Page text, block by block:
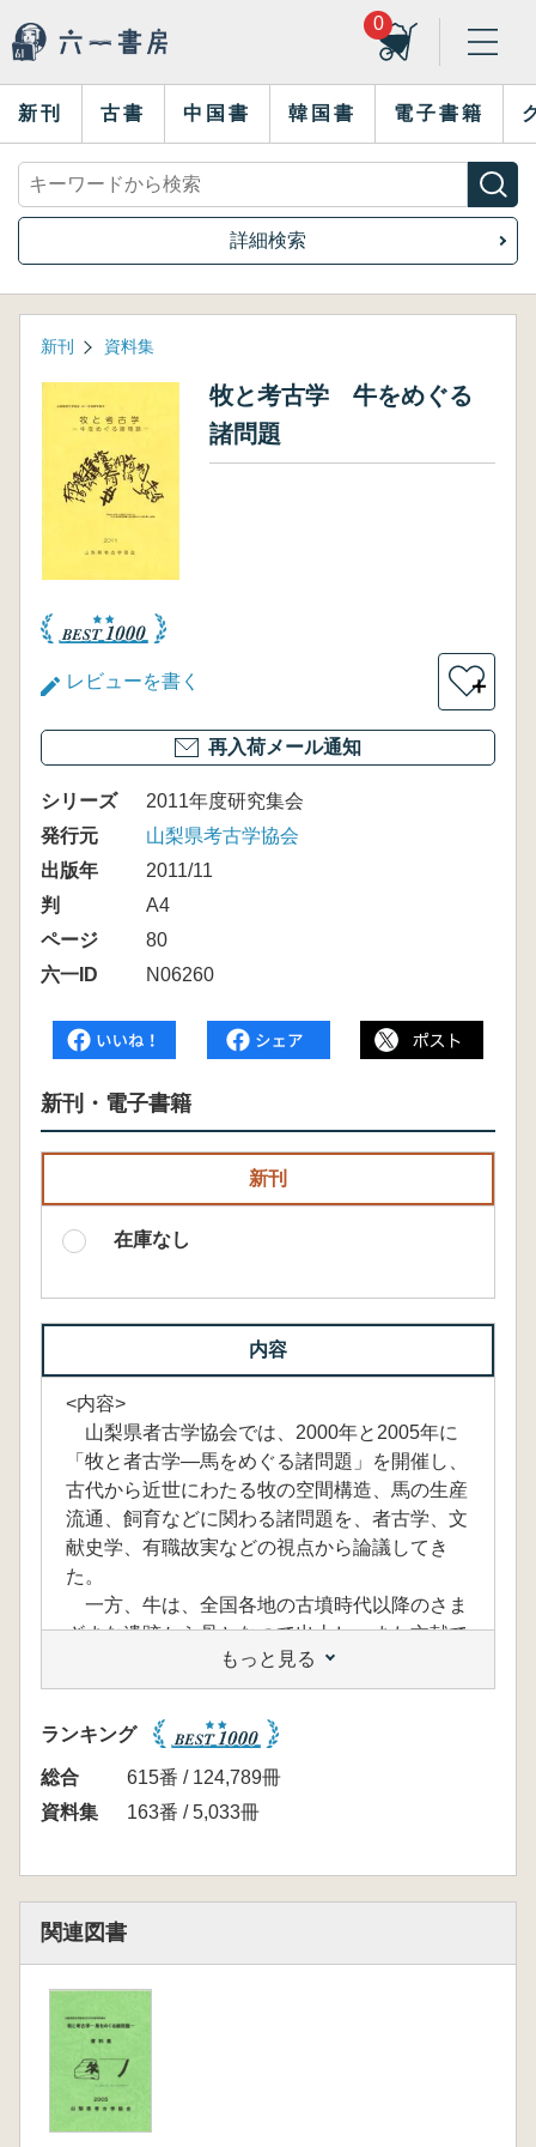
0
新刊 古書 中国書 韓国書 電子書籍
詳細検索
新刊 資料集
牧と考古学 牛をめぐる
諸問題
レビューを書く ＋
再入荷メール通知
シリーズ
2011年度研究集会
発行元
山梨県考古学協会
出版年
2011/11
判
A4
ページ
80
六一ID
N06260
新刊・電子書籍
新刊
在庫なし
内容
<内容>
山梨県者古学協会では、2000年と2005年に
「牧と者古学―馬をめぐる諸問題」を開催し、
古代から近世にわたる牧の空間構造、馬の生産
流通、飼育などに関わる諸問題を、者古学、文
献史学、有職故実などの視点から論議してき
た。
一方、牛は、全国各地の古墳時代以降のさま
ざまな遺跡から骨となつて出土し、また文献で
は、『日本霊異記』などで負債弁済のために人
が牛になってしまう説話で登場するなど、古代
以来、人との結びつきが強い動物の一つであ
る。しかしながら、牛が飼育されていたはすの
牧の実態やその飼育方法、利用実態など、未解
明の問題はまだ多い。そこで今回は、牧と者古
<目次>
平野 修 遺跡の中のウシ
笹生 衛 古代日本の祭祀と牛
河野通明 在来黎と牽SI具から見た日本の牛馬
田中広明 考古学からみた牛の利用―蘇の貢納
もっと見る
ランキング
総合
615番 / 124,789冊
資料集
163番 / 5,033冊
関連図書